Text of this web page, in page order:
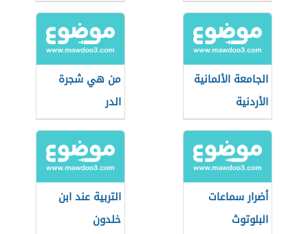
الجامعة الألمانية
الأردنية
من هي شجرة
الدر
أضرار سماعات
البلوتوث
التربية عند ابن
خلدون